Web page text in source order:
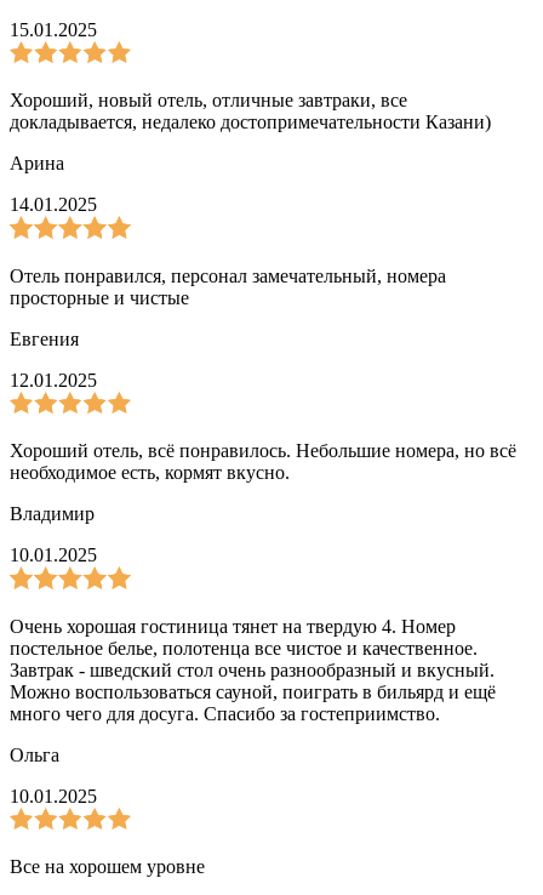
15.01.2025
Хороший, новый отель, отличные завтраки, все
докладывается, недалеко достопримечательности Казани)
Арина
14.01.2025
Отель понравился, персонал замечательный, номера
просторные и чистые
Евгения
12.01.2025
Хороший отель, всё понравилось. Небольшие номера, но всё
необходимое есть, кормят вкусно.
Владимир
10.01.2025
Очень хорошая гостиница тянет на твердую 4. Номер
постельное белье, полотенца все чистое и качественное.
Завтрак - шведский стол очень разнообразный и вкусный.
Можно воспользоваться сауной, поиграть в бильярд и ещё
много чего для досуга. Спасибо за гостеприимство.
Ольга
10.01.2025
Все на хорошем уровне